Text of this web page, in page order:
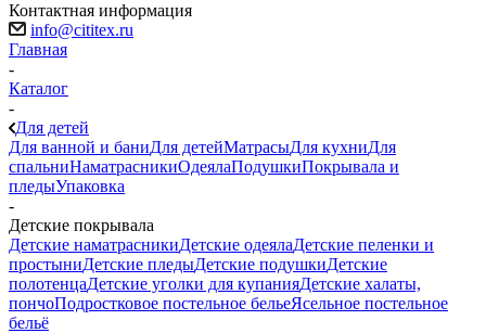
Контактная информация
info@cititex.ru
Главная
-
Каталог
-
Для детей
Для ванной и баниДля детейМатрасыДля кухниДля
спальниНаматрасникиОдеялаПодушкиПокрывала и
пледыУпаковка
-
Детские покрывала
Детские наматрасникиДетские одеялаДетские пеленки и
простыниДетские пледыДетские подушкиДетские
полотенцаДетские уголки для купанияДетские халаты,
пончоПодростковое постельное бельеЯсельное постельное
бельё